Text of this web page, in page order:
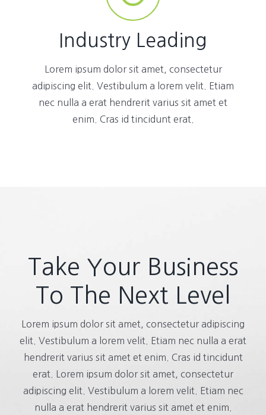
Industry Leading
Lorem ipsum dolor sit amet, consectetur
adipiscing elit. Vestibulum a lorem velit. Etiam
nec nulla a erat hendrerit varius sit amet et
enim. Cras id tincidunt erat.
Take Your Business
To The Next Level
Lorem ipsum dolor sit amet, consectetur adipiscing
elit. Vestibulum a lorem velit. Etiam nec nulla a erat
hendrerit varius sit amet et enim. Cras id tincidunt
erat. Lorem ipsum dolor sit amet, consectetur
adipiscing elit. Vestibulum a lorem velit. Etiam nec
nulla a erat hendrerit varius sit amet et enim.